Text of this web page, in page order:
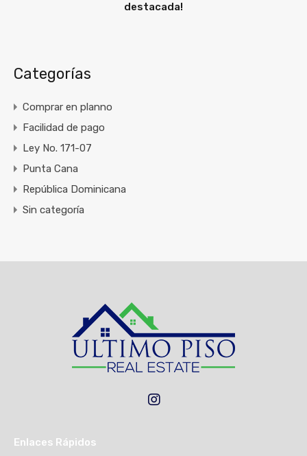
destacada!
Categorías
Comprar en planno
Facilidad de pago
Ley No. 171-07
Punta Cana
República Dominicana
Sin categoría
Enlaces Rápidos